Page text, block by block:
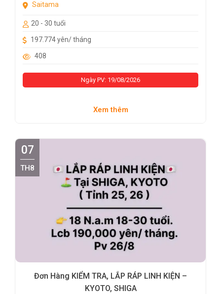
Saitama
20 - 30 tuổi
197.774 yên/ tháng
408
Ngày PV: 19/08/2026
Xem thêm
07
TH8
Đơn Hàng KIỂM TRA, LẮP RÁP LINH KIỆN –
KYOTO, SHIGA